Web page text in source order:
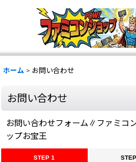
ホーム > お問い合わせ
お問い合わせ
お問い合わせフォーム∥ファミコ
ップお宝王
STEP 1